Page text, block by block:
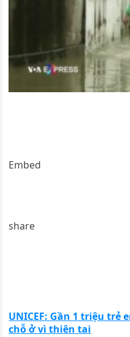
Embed
share
UNICEF: Gần 1 triệu trẻ
chỗ ở vì thiên tai